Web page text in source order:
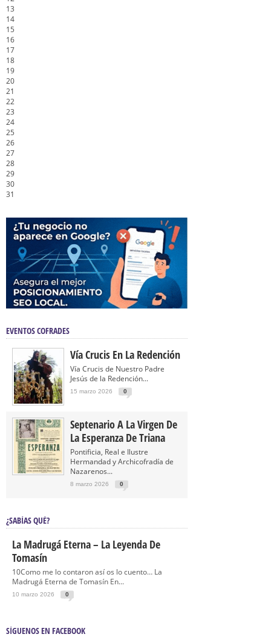
13
14
15
16
17
18
19
20
21
22
23
24
25
26
27
28
29
30
31
EVENTOS COFRADES
Vía Crucis En La Redención
Vía Crucis de Nuestro Padre
Jesús de la Redención...
15 marzo 2026 0
Septenario A La Virgen De
La Esperanza De Triana
Pontificia, Real e Ilustre
Hermandad y Archicofradía de
Nazarenos...
8 marzo 2026 0
¿SABÍAS QUÉ?
La Madrugá Eterna – La Leyenda De
Tomasín
10Como me lo contaron así os lo cuento… La
Madrugá Eterna de Tomasín En...
10 marzo 2026 0
SÍGUENOS EN FACEBOOK